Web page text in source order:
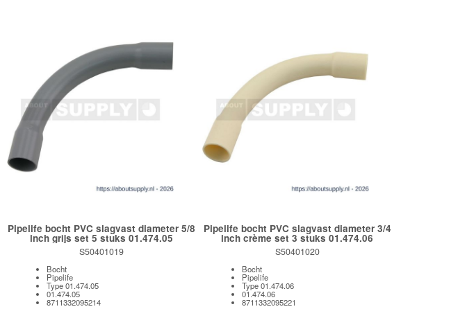
Pipelife bocht PVC slagvast diameter 5/8
inch grijs set 5 stuks 01.474.05
S50401019
Bocht
Pipelife
Type 01.474.05
01.474.05
8711332095214
Pipelife bocht PVC slagvast diameter 3/4
inch crème set 3 stuks 01.474.06
S50401020
Bocht
Pipelife
Type 01.474.06
01.474.06
8711332095221